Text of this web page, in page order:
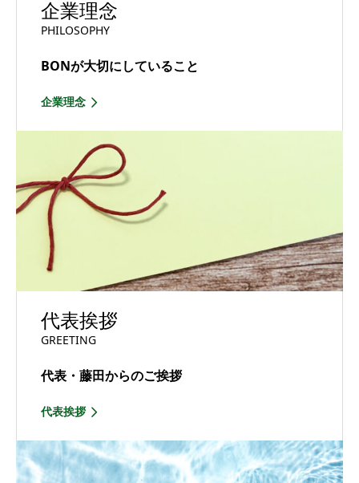
企業理念
PHILOSOPHY
BONが大切にしていること
企業理念
代表挨拶
GREETING
代表・藤田からのご挨拶
代表挨拶